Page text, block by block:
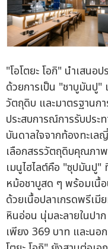
"โอโตยะ โอกิ" นำเสนอ
ด้วยการเป็น "ชาบูมันปู"
วัตถุดิบ และมาตรฐานก
ประสบการณ์การรับประ
บันดาลใจจากท้องทะเ
เลือกสรรวัตถุดิบคุณภา
เมนูไฮไลต์คือ "ซุปมันปู"
หม้อชาบูสด ๆ พร้อมเนื้
ด้วยเนื้อปลาเกรดพรีเ
หินอ่อน นุ่มละลายในปา
เพียง 369 บาท และนอ